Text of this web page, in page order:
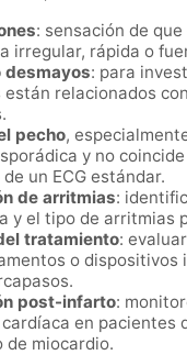
: sensación de
irregular, rápida o
desmayos: para
están relacionados
pecho,
y no
un ECG estándar.
de arritmias:
y el tipo de arritmias
tratamiento:
o dispositivos
post-infarto:
en pacientes
de miocardio.